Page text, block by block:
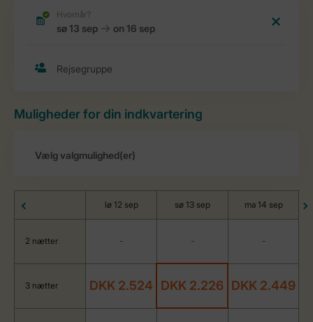
Muligheder for din indkvartering
lø 12 sep sø 13 sep ma 14 sep
2 nætter - - -
3 nætter DKK 2.524 DKK 2.226 DKK 2.449